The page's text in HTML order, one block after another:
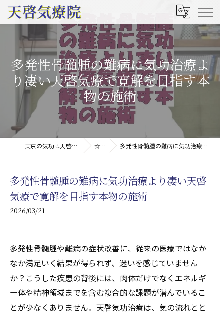
多発性骨髄腫の難病に気功治療よ
り凄い天啓気療で寛解を目指す本
物の施術
東京の気功は天啓気療院(天啓気功療法治療院) ☆コラム 多発性骨髄腫の難病に気功治療より凄い天啓気療で寛解を目指す本物の施術
多発性骨髄腫の難病に気功治療より凄い天啓
気療で寛解を目指す本物の施術
2026/03/21
多発性骨髄腫や難病の症状改善に、従来の医療ではなか
なか満足いく結果が得られず、迷いを感じていません
か？こうした疾患の背後には、肉体だけでなくエネルギ
ー体や精神領域までを含む複合的な課題が潜んでいるこ
とが少なくありません。天啓気功治療は、気の流れとと